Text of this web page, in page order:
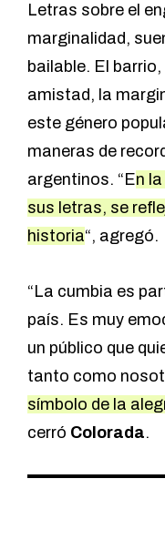
Letras sobre el
marginalidad,
bailable. El
amistad, la
este género
maneras de
argentinos. “En
sus letras, se
historia“, agregó.
“La cumbia es
país. Es muy
un público que
tanto como
símbolo de la
cerró Colorada.